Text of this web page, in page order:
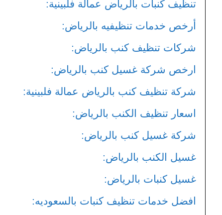
تنظيف كنبات بالرياض عمالة فلبينية:
أرخص خدمات تنظيفيه بالرياض:
شركات تنظيف كنب بالرياض:
ارخص شركة غسيل كنب بالرياض:
شركة تنظيف كنب بالرياض عمالة فلبينية:
اسعار تنظيف الكنب بالرياض:
شركة غسيل كنب بالرياض:
غسيل الكنب بالرياض:
غسيل كنبات بالرياض:
افضل خدمات تنظيف كنبات بالسعوديه: